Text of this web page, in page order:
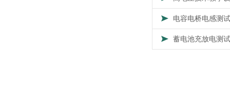
电容电桥电感测
蓄电池充放电测